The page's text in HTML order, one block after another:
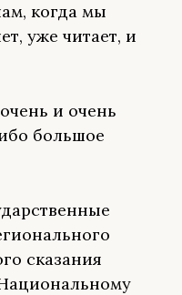
когда мы
уже читает, и
и очень
большое
сказания